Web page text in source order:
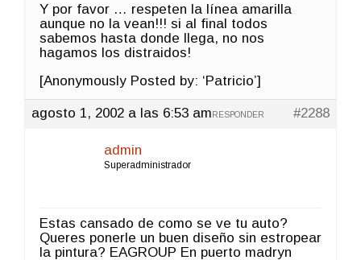
Y por favor … respeten la línea amarilla
aunque no la vean!!! si al final todos
sabemos hasta donde llega, no nos
hagamos los distraidos!
[Anonymously Posted by: ‘Patricio’]
agosto 1, 2002 a las 6:53 am #2288
RESPONDER
admin
Superadministrador
Estas cansado de como se ve tu auto?
Queres ponerle un buen diseño sin estropear
la pintura? EAGROUP En puerto madryn